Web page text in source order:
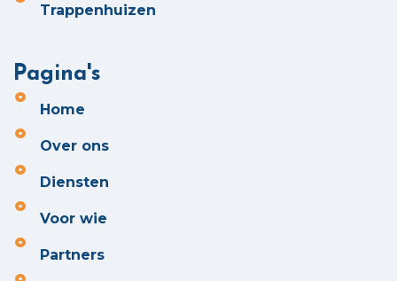
Trappenhuizen
Pagina's
Home
Over ons
Diensten
Voor wie
Partners